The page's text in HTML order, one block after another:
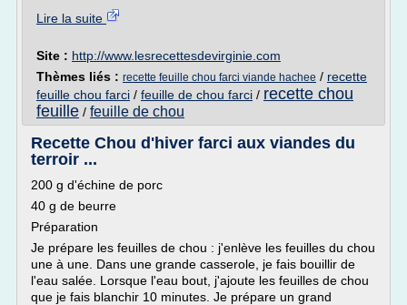
Lire la suite
Site : http://www.lesrecettesdevirginie.com
Thèmes liés : recette feuille chou farci viande hachee / recette
feuille chou farci / feuille de chou farci / recette chou
feuille / feuille de chou
Recette Chou d'hiver farci aux viandes du
terroir ...
200 g d'échine de porc
40 g de beurre
Préparation
Je prépare les feuilles de chou : j'enlève les feuilles du chou
une à une. Dans une grande casserole, je fais bouillir de
l'eau salée. Lorsque l'eau bout, j'ajoute les feuilles de chou
que je fais blanchir 10 minutes. Je prépare un grand